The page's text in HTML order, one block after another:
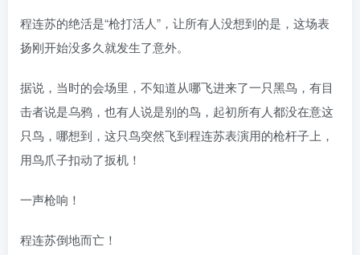
程连苏的绝活是“枪打活人”，让所有人没想到的是，这场表
扬刚开始没多久就发生了意外。
据说，当时的会场里，不知道从哪飞进来了一只黑鸟，有目
击者说是乌鸦，也有人说是别的鸟，起初所有人都没在意这
只鸟，哪想到，这只鸟突然飞到程连苏表演用的枪杆子上，
用鸟爪子扣动了扳机！
一声枪响！
程连苏倒地而亡！